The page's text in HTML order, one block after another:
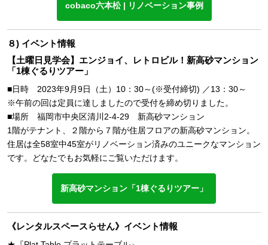
cobaco六本松 | リノベーション事例
８) イベント情報
【土曜日見学会】エンジョイ、レトロビル！新高砂マンション
「1棟ぐるりツアー」
■日時 2023年9月9日（土）10：30～(※受付締切) ／13：30～
※午前の回は定員に達しましたので受付を締め切りました。
■場所 福岡市中央区清川2-4-29 新高砂マンション
1階がテナント、２階から７階が住居フロアの新高砂マンション。
住居は全58室中45室がリノベーション済みのユニークなマンション
です。どなたでもお気軽にご覧いただけます。
新高砂マンション「1棟ぐるりツアー」
《レンタルスペースらせん》イベント情報